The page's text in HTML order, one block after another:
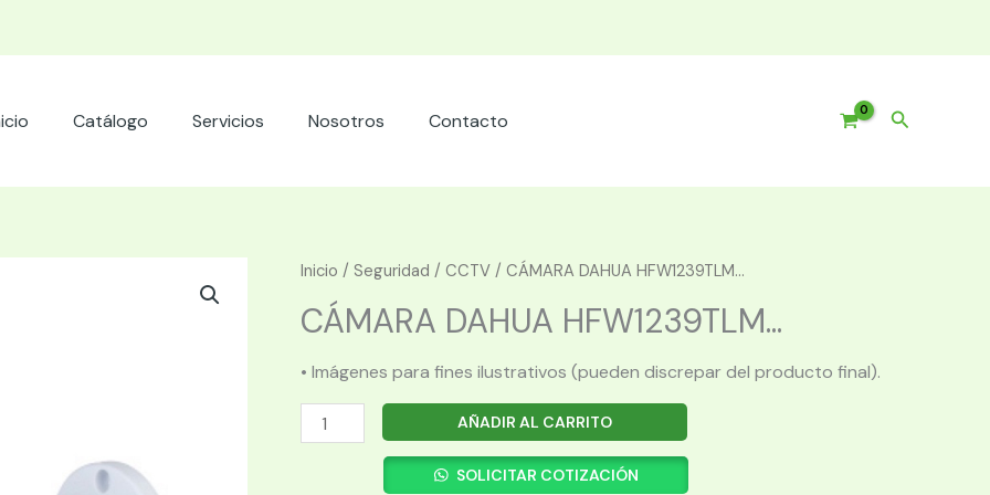
Catálogo Servicios Nosotros Contacto Buscar
Inicio / Seguridad / CCTV / CÁMARA DAHUA HFW1239TLM...
CÁMARA DAHUA HFW1239TLM...
• Imágenes para fines ilustrativos (pueden discrepar del producto final).
CÁMARA
DAHUA
AÑADIR AL CARRITO
SOLICITAR COTIZACIÓN